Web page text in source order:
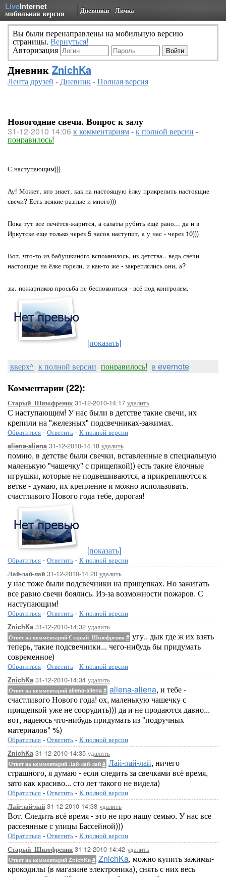
LiveInternet
мобильная версия Дневники Личка
Вы были перенаправлены на мобильную версию
страницы. Вернуться!
Авторизация
Дневник ZnichKa
Лента друзей -Дневник-Полная версия
Новогодние свечи. Вопрос к залу
31-12-2010 14:06 к комментариям-к полной версии -
понравилось!
С наступающим)))
Ау! Может, кто знает, как на настоящую ёлку прикрепить настоящие
свечи? Есть всякие-разные и много)))
Пока тут все печётся-жарится, а салаты рубить ещё рано... да и в
Иркутске еще только через 5 часов наступит, а у нас - через 10)))
Вот, что-то из бабушкиного вспомнилось, из детства.. ведь свечи
настоящие на ёлке горели, и как-то же - закреплялись они, а?
зы. пожарников просьба не беспокоиться - всё под контролем.
[показать]
вверх^ к полной версии понравилось! в evernote
Комментарии (22):
Старый_Шизофреник31-12-2010-14:17 удалить
С наступающим! У нас были в детстве такие свечи, их
крепили на "железных" подсвечниках-зажимах.
Обратиться - Ответить - К полной версии
aliena-aliena 31-12-2010-14:18 удалить
помню, в детстве были свечки, вставленные в специальную
маленькую "чашечку" с прищепкой)) есть такие ёлочные
игрушки, которые не подвешиваются, а прикрепляются к
ветке - думаю, их крепление и можно использовать.
счастливого Нового года тебе, дорогая!
[показать]
Обратиться - Ответить - К полной версии
Лай-лай-лай 31-12-2010-14:20 удалить
у нас тоже были подсвечники на прищепках. Но зажигать
все равно свечи боялись. Из-за возможности пожаров. С
наступающим!
Обратиться - Ответить - К полной версии
ZnichKa 31-12-2010-14:32 удалить
Ответ на комментарий Старый_Шизофреник # угу.. дык где ж их взять
теперь, такие подсвечники... чего-нибудь бы придумать
современное)
Обратиться - Ответить - К полной версии
ZnichKa 31-12-2010-14:34 удалить
Ответ на комментарий aliena-aliena # aliena-aliena, и тебе -
счастливого Нового года! ох, маленькую чашечку с
прищепкой уже не соорудить))) да и не продаются давно...
вот, надеюсь что-нибудь придумать из "подручных
материалов" %)
Обратиться - Ответить - К полной версии
ZnichKa 31-12-2010-14:35 удалить
Ответ на комментарий Лай-лай-лай # Лай-лай-лай, ничего
страшного, я думаю - если следить за свечками всё время,
зато как красиво... сто лет такого не видела)
Обратиться - Ответить - К полной версии
Лай-лай-лай 31-12-2010-14:38 удалить
Вот. Следить всё время - это не про нашу семью. У нас все
рассеянные с улицы Бассейной)))
Обратиться - Ответить - К полной версии
Старый_Шизофреник31-12-2010-14:42 удалить
Ответ на комментарий ZnichKa # ZnichKa, можно купить зажимы-
крокодилы (в магазине электроника), снять с них весь